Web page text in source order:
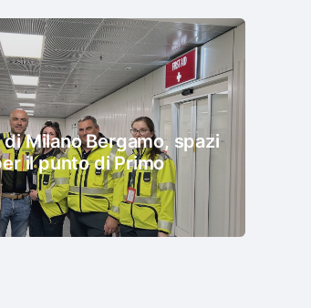
Milano Bergamo, spazi
il punto di Primo